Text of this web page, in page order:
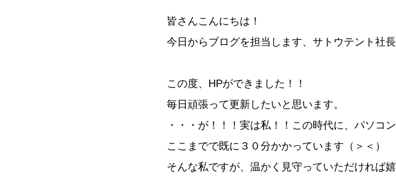
皆さんこんにちは！
今日からブログを担当します、サトウテント社長
この度、HPができました！！
毎日頑張って更新したいと思います。
・・・が！！！実は私！！この時代に、パソコ
ここまでで既に３０分かかっています（＞＜）
そんな私ですが、温かく見守っていただければ